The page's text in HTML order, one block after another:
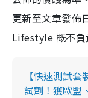
更新至文章發佈
Lifestyle 概不負
【快速測試
試劑！獲歐盟